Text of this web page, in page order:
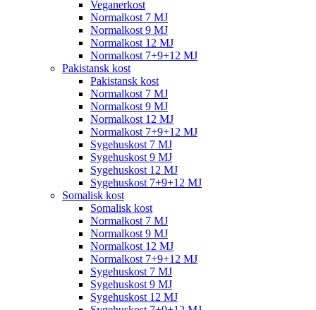
Veganerkost
Normalkost 7 MJ
Normalkost 9 MJ
Normalkost 12 MJ
Normalkost 7+9+12 MJ
Pakistansk kost
Pakistansk kost
Normalkost 7 MJ
Normalkost 9 MJ
Normalkost 12 MJ
Normalkost 7+9+12 MJ
Sygehuskost 7 MJ
Sygehuskost 9 MJ
Sygehuskost 12 MJ
Sygehuskost 7+9+12 MJ
Somalisk kost
Somalisk kost
Normalkost 7 MJ
Normalkost 9 MJ
Normalkost 12 MJ
Normalkost 7+9+12 MJ
Sygehuskost 7 MJ
Sygehuskost 9 MJ
Sygehuskost 12 MJ